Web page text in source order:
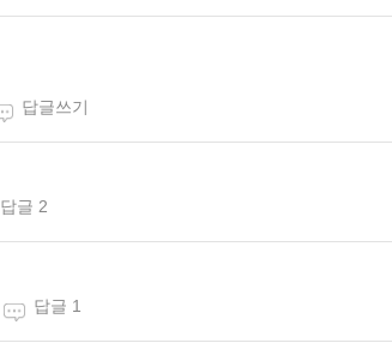
답글쓰기
답글 2
답글 1